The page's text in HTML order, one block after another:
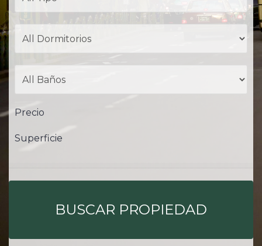
Precio
Superficie
BUSCAR PROPIEDAD